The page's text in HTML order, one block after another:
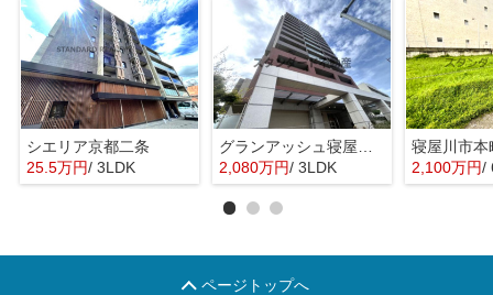
シエリア京都二条
25.5万円/ 3LDK
2,080万円/ 3LDK
寝屋川市本
2,100万円/
ページトップへ